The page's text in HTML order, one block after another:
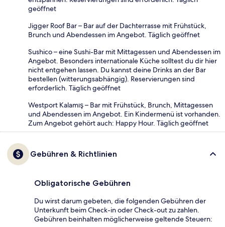
geöffnet
Jigger Roof Bar – Bar auf der Dachterrasse mit Frühstück,
Brunch und Abendessen im Angebot. Täglich geöffnet
Sushico – eine Sushi-Bar mit Mittagessen und Abendessen im
Angebot. Besonders internationale Küche solltest du dir hier
nicht entgehen lassen. Du kannst deine Drinks an der Bar
bestellen (witterungsabhängig). Reservierungen sind
erforderlich. Täglich geöffnet
Westport Kalamış – Bar mit Frühstück, Brunch, Mittagessen
und Abendessen im Angebot. Ein Kindermenü ist vorhanden.
Zum Angebot gehört auch: Happy Hour. Täglich geöffnet
Gebühren & Richtlinien
Obligatorische Gebühren
Du wirst darum gebeten, die folgenden Gebühren der
Unterkunft beim Check-in oder Check-out zu zahlen.
Gebühren beinhalten möglicherweise geltende Steuern: